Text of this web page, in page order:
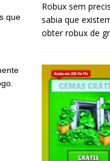
que
Robux sem
sabia que
obter robux de